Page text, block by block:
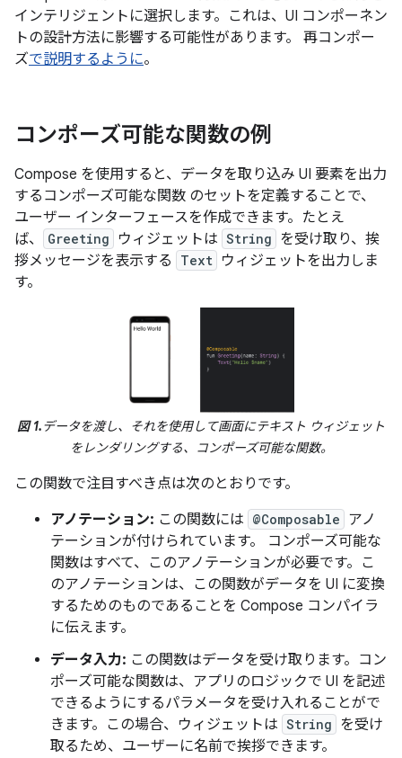
インテリジェントに選択します。これは、UI コンポーネン
トの設計方法に影響する可能性があります。 再コンポー
ズで説明するように。
コンポーズ可能な関数の例
Compose を使用すると、データを取り込み UI 要素を出力
するコンポーズ可能な関数 のセットを定義することで、
ユーザー インターフェースを作成できます。たとえ
ば、
Greeting ウィジェットは String を受け取り、挨
拶メッセージを表示する
Text ウィジェットを出力しま
す。
図 1.データを渡し、それを使用して画面にテキスト ウィジェット
をレンダリングする、コンポーズ可能な関数。
この関数で注目すべき点は次のとおりです。
アノテーション: この関数には @Composable アノ
テーションが付けられています。 コンポーズ可能な
関数はすべて、このアノテーションが必要です。こ
のアノテーションは、この関数がデータを UI に変換
するためのものであることを Compose コンパイラ
に伝えます。
データ入力: この関数はデータを受け取ります。コン
ポーズ可能な関数は、アプリのロジックで UI を記述
できるようにするパラメータを受け入れることがで
きます。この場合、ウィジェットは String を受け
取るため、ユーザーに名前で挨拶できます。